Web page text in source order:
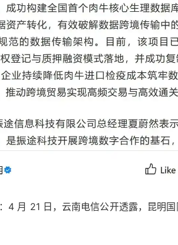
：4 月 21 日，云南电信公开透露，昆明